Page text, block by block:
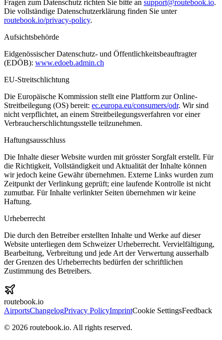
Fragen zum Datenschutz richten Sie bitte an support@routebook.io.
Die vollständige Datenschutzerklärung finden Sie unter
routebook.io/privacy-policy.
Aufsichtsbehörde
Eidgenössischer Datenschutz- und Öffentlichkeitsbeauftragter
(EDÖB): www.edoeb.admin.ch
EU-Streitschlichtung
Die Europäische Kommission stellt eine Plattform zur Online-
Streitbeilegung (OS) bereit: ec.europa.eu/consumers/odr. Wir sind
nicht verpflichtet, an einem Streitbeilegungsverfahren vor einer
Verbraucherschlichtungsstelle teilzunehmen.
Haftungsausschluss
Die Inhalte dieser Website wurden mit grösster Sorgfalt erstellt. Für
die Richtigkeit, Vollständigkeit und Aktualität der Inhalte können
wir jedoch keine Gewähr übernehmen. Externe Links wurden zum
Zeitpunkt der Verlinkung geprüft; eine laufende Kontrolle ist nicht
zumutbar. Für Inhalte verlinkter Seiten übernehmen wir keine
Haftung.
Urheberrecht
Die durch den Betreiber erstellten Inhalte und Werke auf dieser
Website unterliegen dem Schweizer Urheberrecht. Vervielfältigung,
Bearbeitung, Verbreitung und jede Art der Verwertung ausserhalb
der Grenzen des Urheberrechts bedürfen der schriftlichen
Zustimmung des Betreibers.
routebook.io
AirportsChangelogPrivacy PolicyImprintCookie SettingsFeedback
© 2026 routebook.io. All rights reserved.